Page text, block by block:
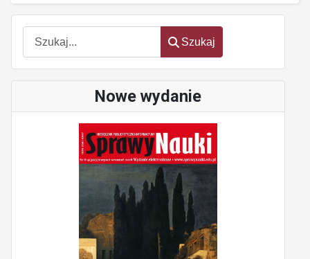
Szukaj
Szukaj
Nowe wydanie